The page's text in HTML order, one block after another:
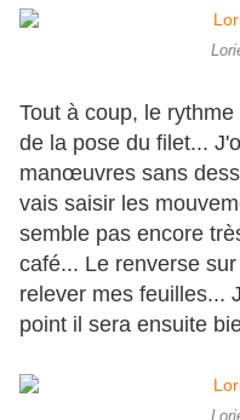
Tout à coup, le
de la pose du filet...
manœuvres sans
vais saisir les
semble pas encore
café... Le renverse
relever mes feuilles...
point il sera ensuite